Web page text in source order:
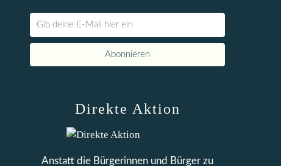
Direkte Aktion
Anstatt die Bürgerinnen und Bürger zu